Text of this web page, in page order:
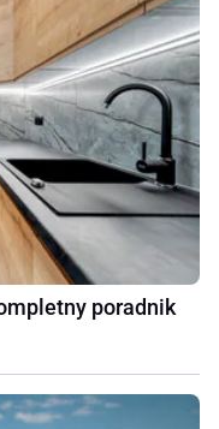
poradnik